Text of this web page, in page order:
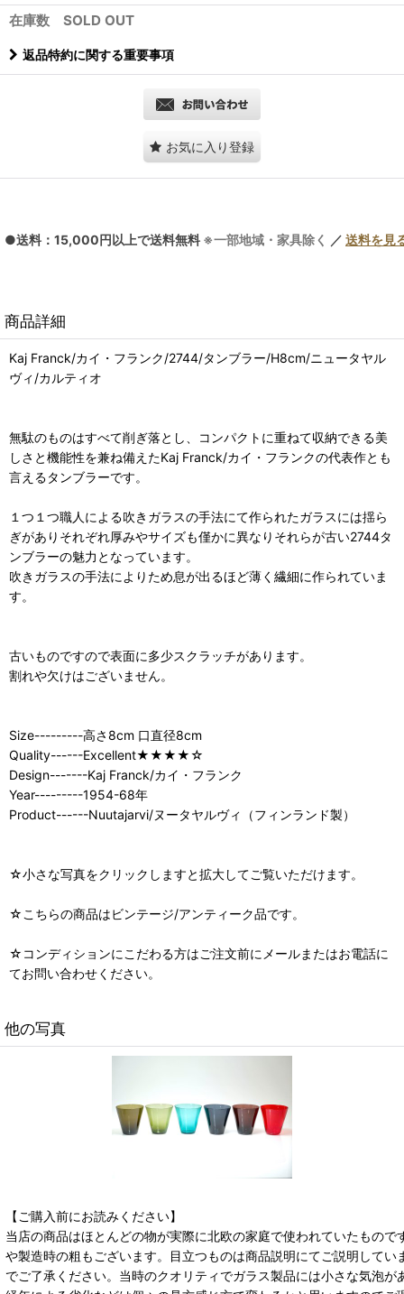
在庫数 SOLD OUT
返品特約に関する重要事項
お気に入り登録
●送料：15,000円以上で送料無料 ※一部地域・家具除く ／ 送料を見
商品詳細
Kaj Franck/カイ・フランク/2744/タンブラー/H8cm/ニュータヤル
ヴィ/カルティオ
無駄のものはすべて削ぎ落とし、コンパクトに重ねて収納できる美
しさと機能性を兼ね備えたKaj Franck/カイ・フランクの代表作とも
言えるタンブラーです。
１つ１つ職人による吹きガラスの手法にて作られたガラスには揺ら
ぎがありそれぞれ厚みやサイズも僅かに異なりそれらが古い2744タ
ンブラーの魅力となっています。
吹きガラスの手法によりため息が出るほど薄く繊細に作られていま
す。
古いものですので表面に多少スクラッチがあります。
割れや欠けはございません。
Size---------高さ8cm 口直径8cm
Quality------Excellent★★★★☆
Design-------Kaj Franck/カイ・フランク
Year---------1954-68年
Product------Nuutajarvi/ヌータヤルヴィ（フィンランド製）
☆小さな写真をクリックしますと拡大してご覧いただけます。
☆こちらの商品はビンテージ/アンティーク品です。
☆コンディションにこだわる方はご注文前にメールまたはお電話に
てお問い合わせください。
他の写真
【ご購入前にお読みください】
当店の商品はほとんどの物が実際に北欧の家庭で使われていたもの
や製造時の粗もございます。目立つものは商品説明にてご説明して
でご了承ください。当時のクオリティでガラス製品には小さな気泡が